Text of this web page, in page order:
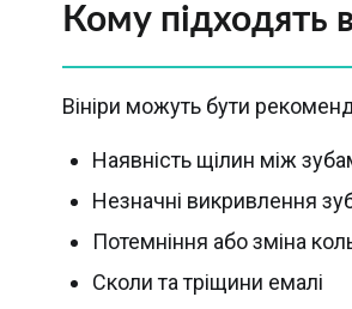
Кому підходять
Вініри можуть бути
Наявність щілин між
Незначні викривлення
Потемніння або зміна
Сколи та тріщини емалі